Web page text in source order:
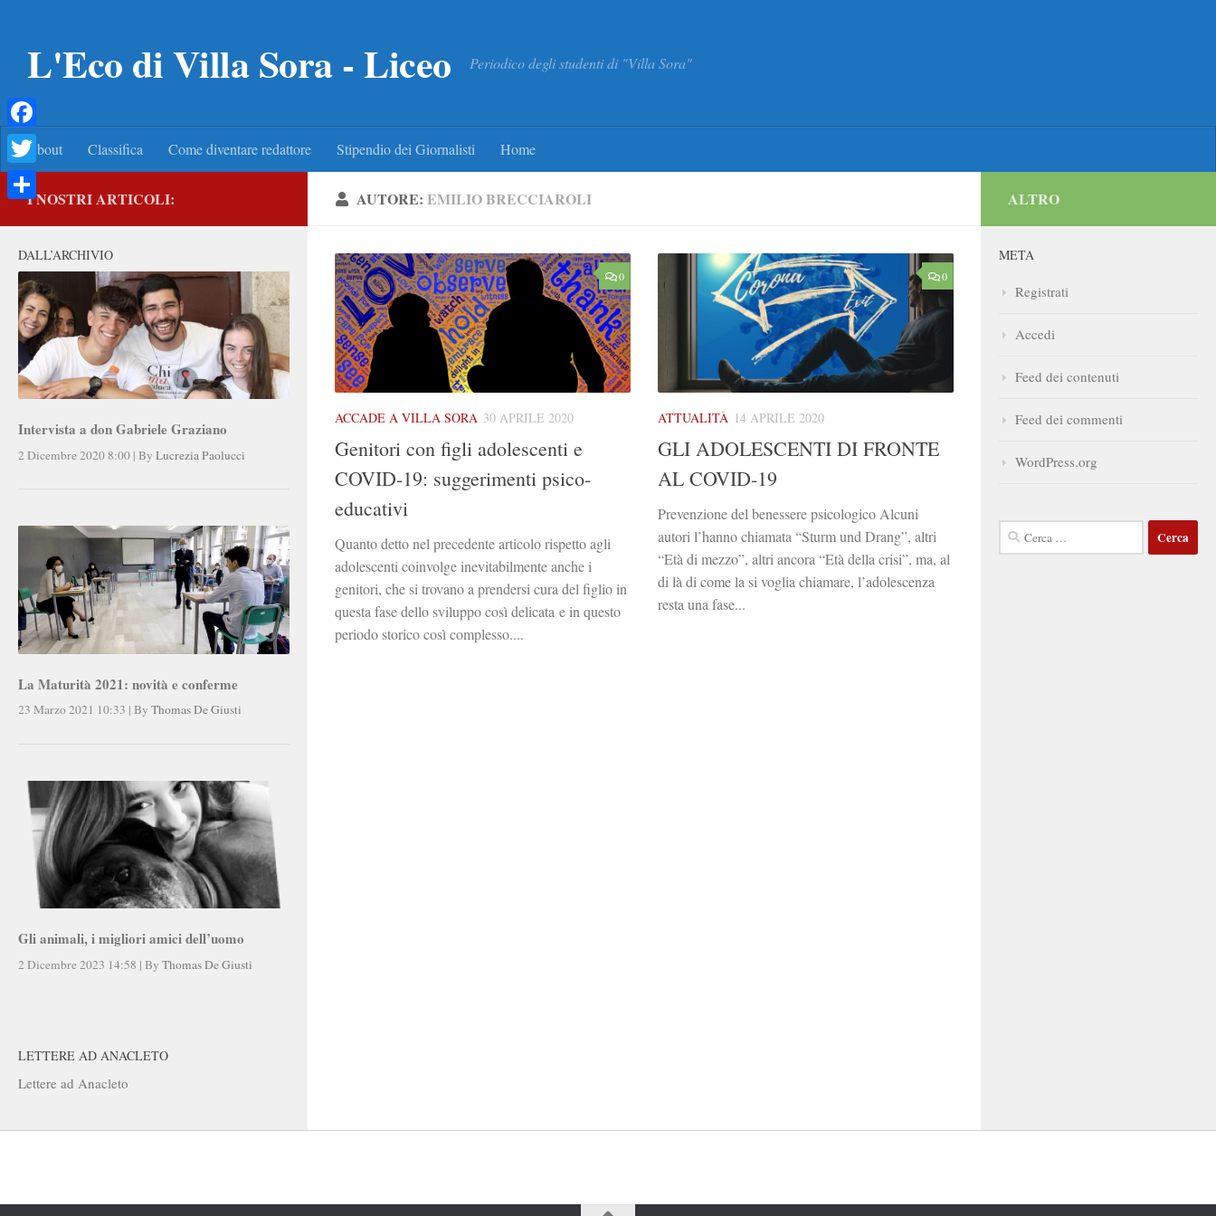
L'Eco di Villa Sora - Liceo Periodico degli studenti di "Villa Sora"
About Classifica Come diventare redattore Stipendio dei Giornalisti Home
AUTORE: EMILIO BRECCIAROLI
0
ACCADE A VILLA SORA 30 APRILE 2020
Genitori con figli adolescenti e
COVID-19: suggerimenti psico-
educativi
Quanto detto nel precedente articolo rispetto agli
adolescenti coinvolge inevitabilmente anche i
genitori, che si trovano a prendersi cura del figlio in
questa fase dello sviluppo così delicata e in questo
periodo storico così complesso....
0
ATTUALITÀ 14 APRILE 2020
GLI ADOLESCENTI DI FRONTE
AL COVID-19
Prevenzione del benessere psicologico Alcuni
autori l’hanno chiamata “Sturm und Drang”, altri
“Età di mezzo”, altri ancora “Età della crisi”, ma, al
di là di come la si voglia chiamare, l’adolescenza
resta una fase...
I NOSTRI ARTICOLI:
DALL’ARCHIVIO
Intervista a don Gabriele Graziano
2 Dicembre 2020 8:00 | By Lucrezia Paolucci
La Maturità 2021: novità e conferme
23 Marzo 2021 10:33 | By Thomas De Giusti
Gli animali, i migliori amici dell’uomo
2 Dicembre 2023 14:58 | By Thomas De Giusti
LETTERE AD ANACLETO
Lettere ad Anacleto
ALTRO
META
Registrati
Accedi
Feed dei contenuti
Feed dei commenti
WordPress.org
Ricerca
per:
Facebook
Twitter